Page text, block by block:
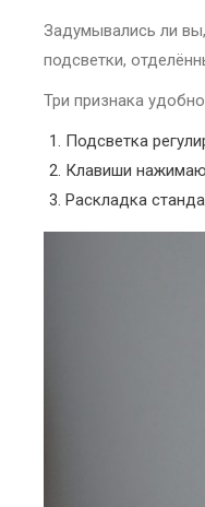
Задумывались ли
подсветки,
Три признака
Подсветка
Клавиши
Раскладка